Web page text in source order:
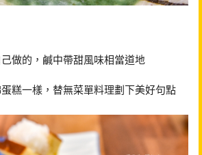
做的，鹹中帶甜風味相當道地
糕一樣，替無菜單料理劃下美好句點